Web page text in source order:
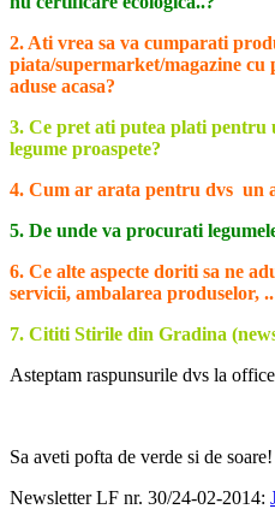
2. Ati vrea sa va cumparati
piata/supermarket/magazine cu
aduse acasa?
3. Ce pret ati putea plati pentru
legume proaspete?
4. Cum ar arata pentru dvs un
5. De unde va procurati
6. Ce alte aspecte doriti sa ne
servicii, ambalarea produselor, ..
7. Cititi Stirile din Gradina
Asteptam raspunsurile dvs la
Sa aveti pofta de verde si de
Newsletter LF nr. 30/24-02-2014: